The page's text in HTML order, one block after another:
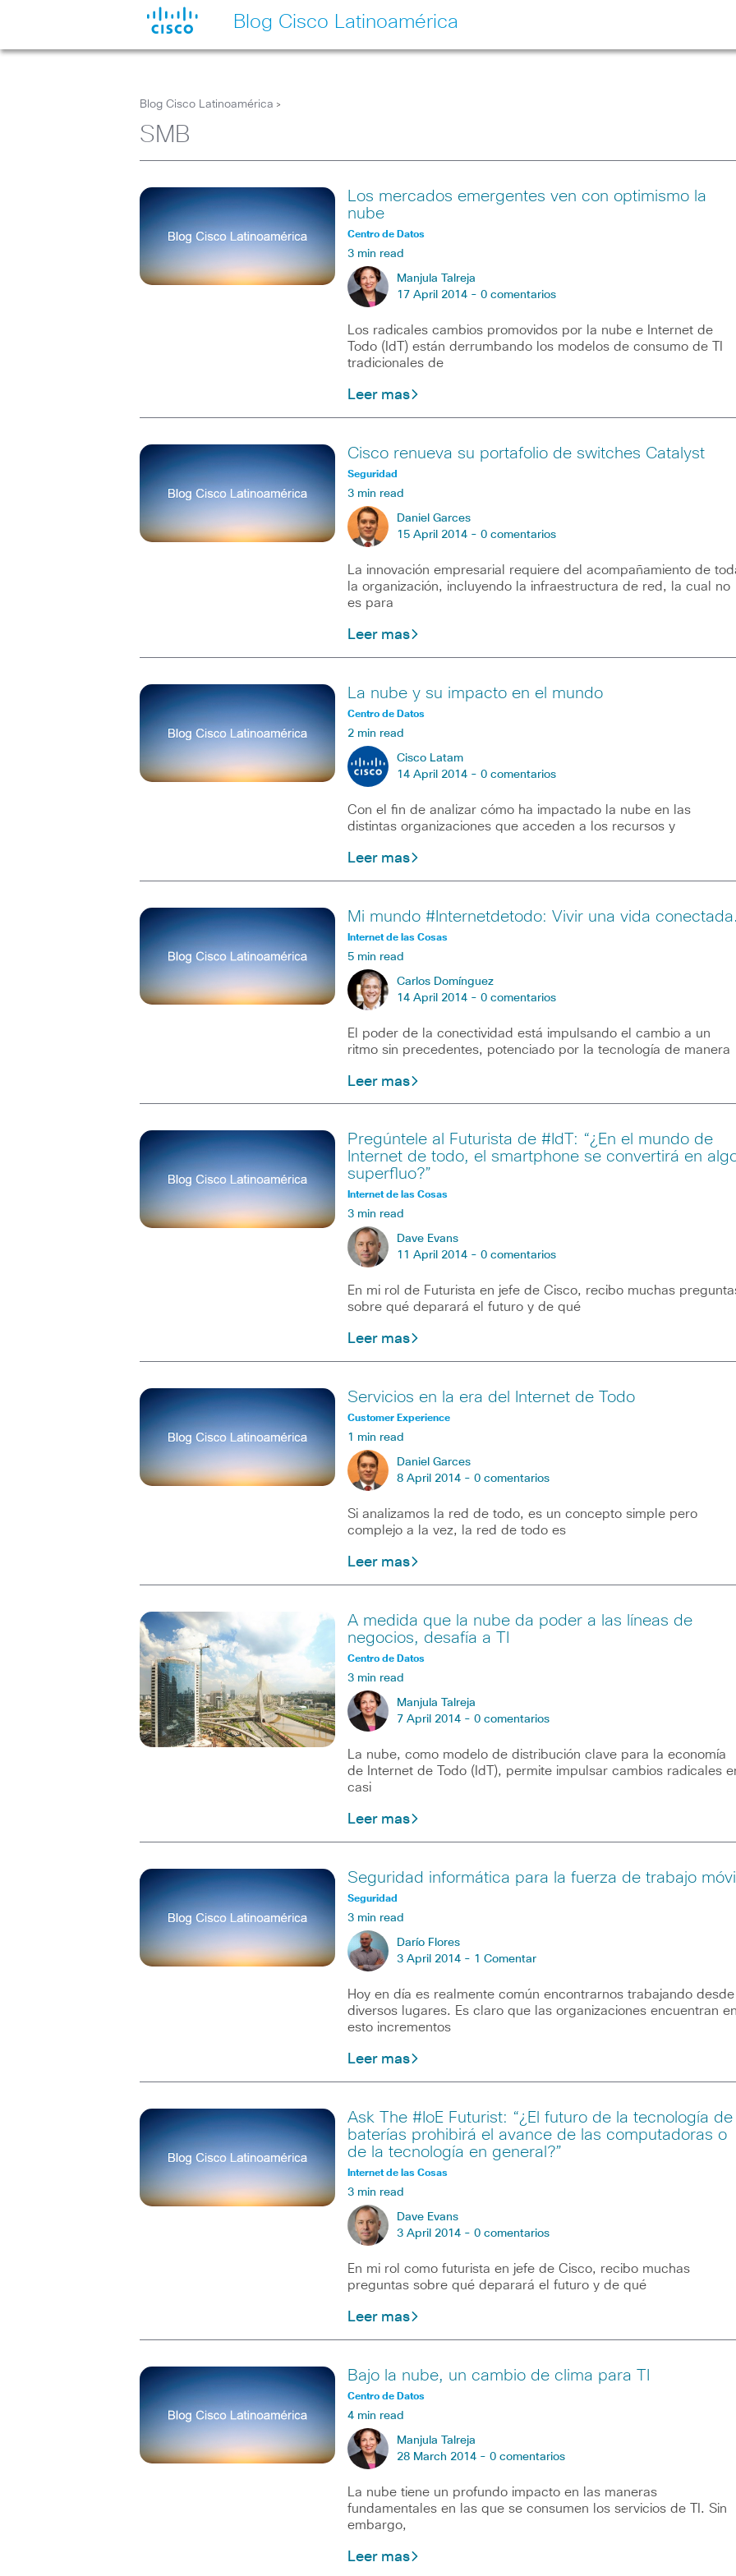
Blog Cisco Latinoamérica
Blog Cisco Latinoamérica >
SMB
Los mercados emergentes ven con optimismo la
nube
Centro de Datos
3 min read
Manjula Talreja
17 April 2014 - 0 comentarios
Los radicales cambios promovidos por la nube e Internet de
Todo (IdT) están derrumbando los modelos de consumo de TI
tradicionales de
Leer mas
Cisco renueva su portafolio de switches Catalyst
Seguridad
3 min read
Daniel Garces
15 April 2014 - 0 comentarios
La innovación empresarial requiere del acompañamiento de
la organización, incluyendo la infraestructura de red, la cual no
es para
Leer mas
La nube y su impacto en el mundo
Centro de Datos
2 min read
Cisco Latam
14 April 2014 - 0 comentarios
Con el fin de analizar cómo ha impactado la nube en las
distintas organizaciones que acceden a los recursos y
Leer mas
Mi mundo #Internetdetodo: Vivir una vida
Internet de las Cosas
5 min read
Carlos Domínguez
14 April 2014 - 0 comentarios
El poder de la conectividad está impulsando el cambio a un
ritmo sin precedentes, potenciado por la tecnología de manera
Leer mas
Pregúntele al Futurista de #IdT: “¿En el mundo de
Internet de todo, el smartphone se convertirá en
superfluo?”
Internet de las Cosas
3 min read
Dave Evans
11 April 2014 - 0 comentarios
En mi rol de Futurista en jefe de Cisco, recibo muchas
sobre qué deparará el futuro y de qué
Leer mas
Servicios en la era del Internet de Todo
Customer Experience
1 min read
Daniel Garces
8 April 2014 - 0 comentarios
Si analizamos la red de todo, es un concepto simple pero
complejo a la vez, la red de todo es
Leer mas
A medida que la nube da poder a las líneas de
negocios, desafía a TI
Centro de Datos
3 min read
Manjula Talreja
7 April 2014 - 0 comentarios
La nube, como modelo de distribución clave para la economía
de Internet de Todo (IdT), permite impulsar cambios radicales
casi
Leer mas
Seguridad informática para la fuerza de trabajo
Seguridad
3 min read
Darío Flores
3 April 2014 - 1 Comentar
Hoy en día es realmente común encontrarnos trabajando desde
diversos lugares. Es claro que las organizaciones encuentran
esto incrementos
Leer mas
Ask The #IoE Futurist: “¿El futuro de la tecnología de
baterías prohibirá el avance de las computadoras o
de la tecnología en general?”
Internet de las Cosas
3 min read
Dave Evans
3 April 2014 - 0 comentarios
En mi rol como futurista en jefe de Cisco, recibo muchas
preguntas sobre qué deparará el futuro y de qué
Leer mas
Bajo la nube, un cambio de clima para TI
Centro de Datos
4 min read
Manjula Talreja
28 March 2014 - 0 comentarios
La nube tiene un profundo impacto en las maneras
fundamentales en las que se consumen los servicios de TI. Sin
embargo,
Leer mas